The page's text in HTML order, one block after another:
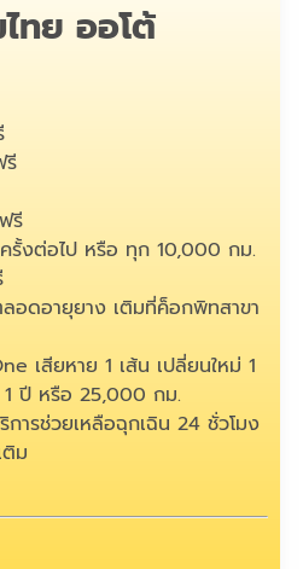
ทย ออโต้
รี
รั้งต่อไป หรือ ทุก 10,000 กม.
ลอดอายุยาง เติมที่ค็อกพิทสาขา
เสียหาย 1 เส้น เปลี่ยนใหม่ 1
ปี หรือ 25,000 กม.
การช่วยเหลือฉุกเฉิน 24 ชั่วโมง
ติม